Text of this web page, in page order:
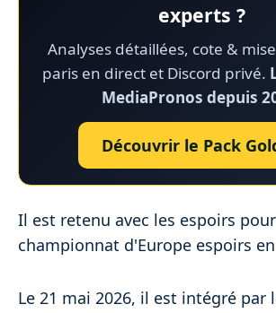
experts ?
Analyses détaillées, cote &
paris en direct et Discord privé.
MediaPronos depuis
Découvrir le Pack
Il est retenu avec les espoirs
championnat d'Europe espoirs
Le 21 mai 2026, il est intégré par